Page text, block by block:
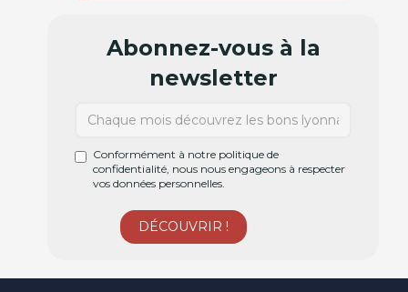
Abonnez-vous à la
newsletter
Conformément à notre politique de
confidentialité, nous nous engageons à respecter
vos données personnelles.